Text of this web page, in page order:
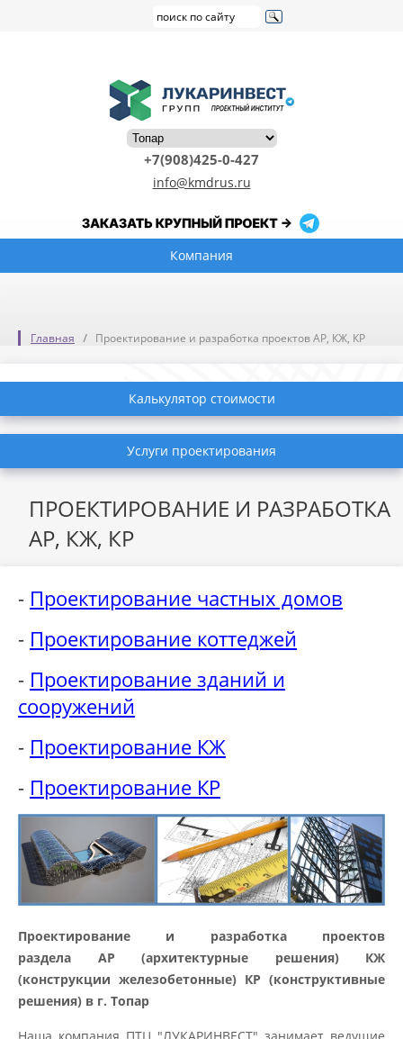
+7(908)425-0-427
info@kmdrus.ru
Компания
Главная Проектирование и разработка проектов АР, КЖ, КР
Калькулятор стоимости
Услуги проектирования
ПРОЕКТИРОВАНИЕ И РАЗРАБОТКА
АР, КЖ, КР
- Проектирование частных домов
- Проектирование коттеджей
- Проектирование зданий и
сооружений
- Проектирование КЖ
- Проектирование КР
Проектирование и разработка проектов
раздела АР (архитектурные решения) КЖ
(конструкции железобетонные) КР (конструктивные
решения) в г. Топар​